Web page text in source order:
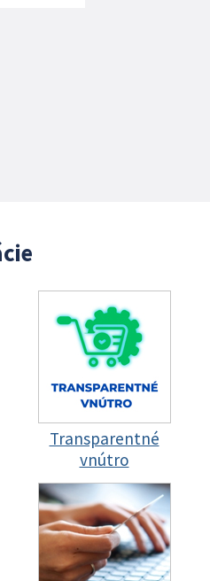
Transparentné
vnútro